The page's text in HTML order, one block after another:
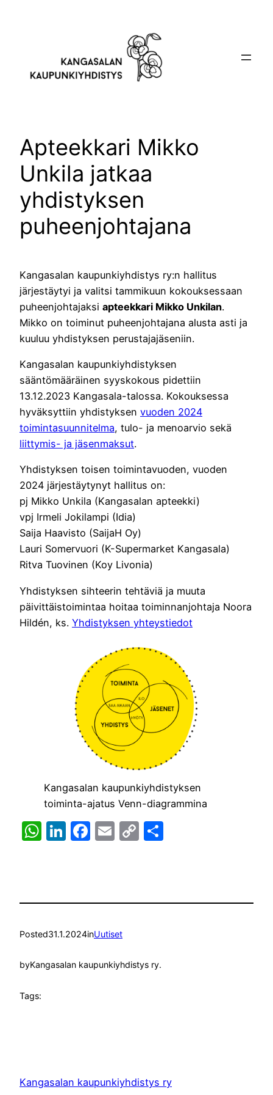
Apteekkari Mikko
Unkila jatkaa
yhdistyksen
puheenjohtajana
Kangasalan kaupunkiyhdistys ry:n hallitus
järjestäytyi ja valitsi tammikuun kokouksessaan
puheenjohtajaksi apteekkari Mikko Unkilan.
Mikko on toiminut puheenjohtajana alusta asti ja
kuuluu yhdistyksen perustajajäseniin.
Kangasalan kaupunkiyhdistyksen
sääntömääräinen syyskokous pidettiin
13.12.2023 Kangasala-talossa. Kokouksessa
hyväksyttiin yhdistyksen vuoden 2024
toimintasuunnitelma, tulo- ja menoarvio sekä
liittymis- ja jäsenmaksut.
Yhdistyksen toisen toimintavuoden, vuoden
2024 järjestäytynyt hallitus on:
pj Mikko Unkila (Kangasalan apteekki)
vpj Irmeli Jokilampi (Idia)
Saija Haavisto (SaijaH Oy)
Lauri Somervuori (K-Supermarket Kangasala)
Ritva Tuovinen (Koy Livonia)
Yhdistyksen sihteerin tehtäviä ja muuta
päivittäistoimintaa hoitaa toiminnanjohtaja Noora
Hildén, ks. Yhdistyksen yhteystiedot
Kangasalan kaupunkiyhdistyksen
toiminta-ajatus Venn-diagrammina
WhatsApp
LinkedIn
Facebook
Email
Copy
Posted31.1.2024inUutiset
byKangasalan kaupunkiyhdistys ry.
Tags:
Kangasalan kaupunkiyhdistys ry